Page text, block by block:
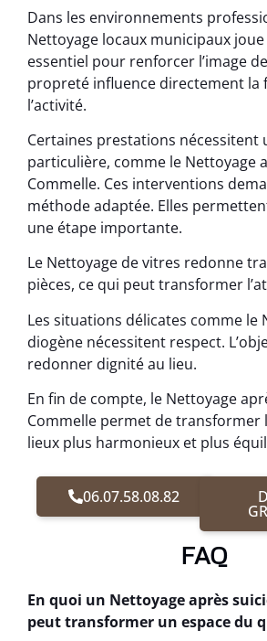
Dans les environnements
Nettoyage locaux municipaux
essentiel pour renforcer l’image
propreté influence directement la
l’activité.
Certaines prestations nécessitent
particulière, comme le Nettoyage
Commelle. Ces interventions
méthode adaptée. Elles
une étape importante.
Le Nettoyage de vitres redonne
pièces, ce qui peut transformer
Les situations délicates comme le
diogène nécessitent respect.
redonner dignité au lieu.
En fin de compte, le Nettoyage
Commelle permet de transformer
lieux plus harmonieux et plus
06.07.58.08.82
FAQ
En quoi un Nettoyage après
peut transformer un espace du